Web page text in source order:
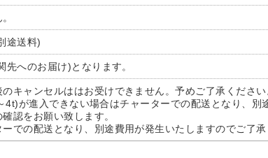
途送料)
へのお届け)となります。
キャンセルははお受けできません。予めご了承ください
が進入できない場合はチャーターでの配送となり、別
認をお願い致します。
での配送となり、別途費用が発生いたしますのでご了承